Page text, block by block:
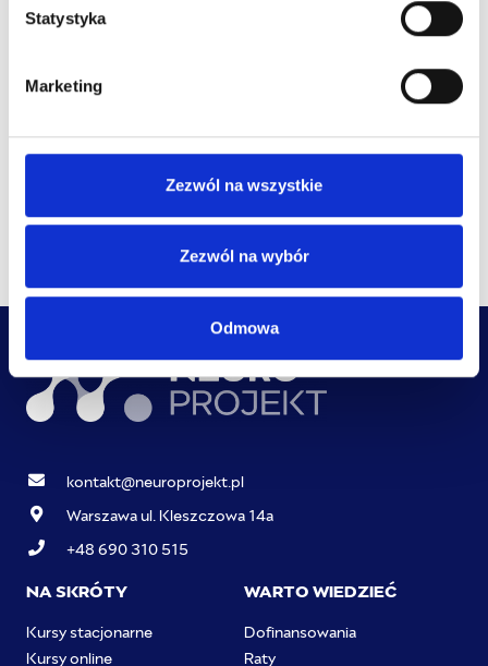
Statystyka
Marketing
Zezwól na wszystkie
Zezwól na wybór
Odmowa
Zapoznałem się i akceptuję Regulamin oraz Politykę
kontakt@neuroprojekt.pl
Warszawa ul. Kleszczowa 14a
+48 690 310 515
NA SKRÓTY
Kursy stacjonarne
Kursy online
WARTO WIEDZIEĆ
Dofinansowania
Raty